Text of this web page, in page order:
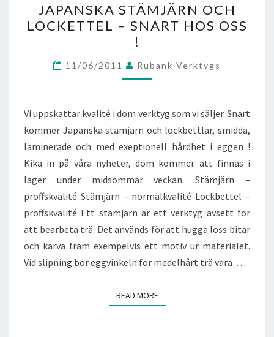
STÄMJÄRN
OCH
LOCKETTEL
–
SNART
OSS
!
JAPANSKA STÄMJÄRN OCH
LOCKETTEL – SNART HOS OSS
!
11/06/2011 Rubank Verktygs
Vi uppskattar kvalité i dom verktyg som vi säljer. Snart
kommer Japanska stämjärn och lockbettlar, smidda,
laminerade och med exeptionell hårdhet i eggen !
Kika in på våra nyheter, dom kommer att finnas i
lager under midsommar veckan. Stämjärn –
proffskvalité Stämjärn – normalkvalité Lockbettel –
proffskvalité Ett stämjärn är ett verktyg avsett för
att bearbeta trä. Det används för att hugga loss bitar
och karva fram exempelvis ett motiv ur materialet.
Vid slipning bör eggvinkeln för medelhårt trä vara…
READ MOREREAD MORE